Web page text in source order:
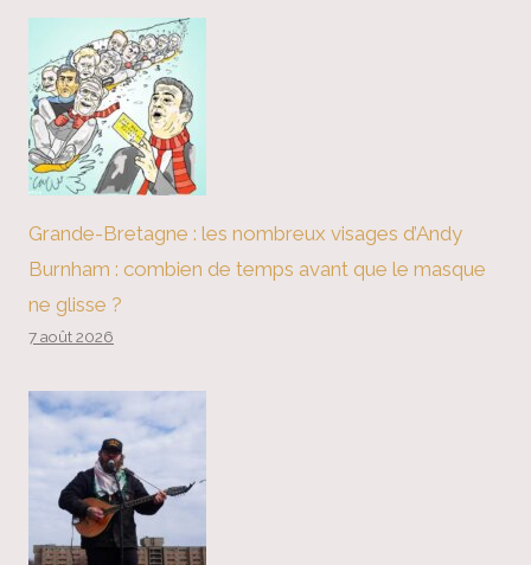
Grande-Bretagne : les nombreux visages d’Andy
Burnham : combien de temps avant que le masque
ne glisse ?
7 août 2026